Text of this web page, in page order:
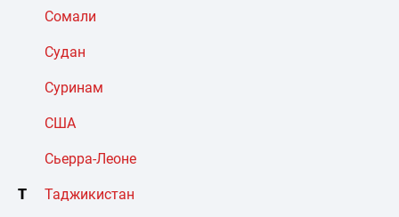
Сомали
Судан
Суринам
США
Сьерра-Леоне
Т Таджикистан